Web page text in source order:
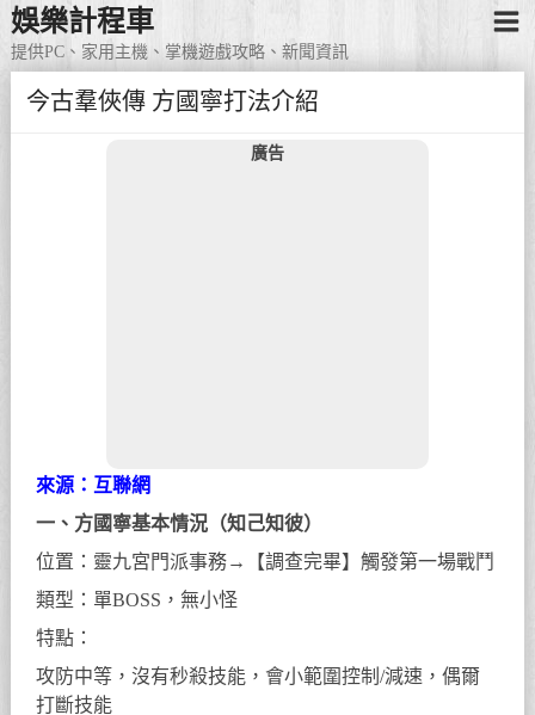
娛樂計程車
提供PC、家用主機、掌機遊戲攻略、新聞資訊
今古羣俠傳 方國寧打法介紹
廣告
來源：互聯網
一、方國寧基本情況（知己知彼）
位置：靈九宮門派事務→【調查完畢】觸發第一場戰鬥
類型：單BOSS，無小怪
特點：
攻防中等，沒有秒殺技能，會小範圍控制/減速，偶爾
打斷技能